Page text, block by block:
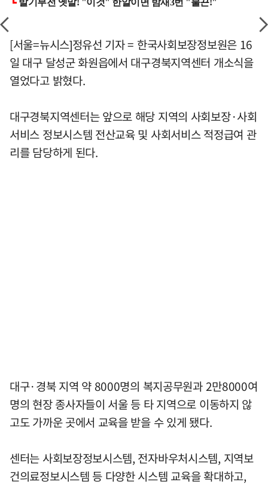
[서울=뉴시스]정유선 기자 = 한국사회보장정보원은 16
일 대구 달성군 화원읍에서 대구경북지역센터 개소식을
열었다고 밝혔다.
대구경북지역센터는 앞으로 해당 지역의 사회보장·사회
서비스 정보시스템 전산교육 및 사회서비스 적정급여 관
리를 담당하게 된다.
대구·경북 지역 약 8000명의 복지공무원과 2만8000여
명의 현장 종사자들이 서울 등 타 지역으로 이동하지 않
고도 가까운 곳에서 교육을 받을 수 있게 됐다.
센터는 사회보장정보시스템, 전자바우처시스템, 지역보
건의료정보시스템 등 다양한 시스템 교육을 확대하고,